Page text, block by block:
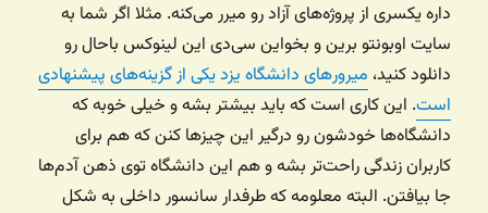
داره یکسری از پروژه‌های آزاد رو میرر می‌کنه. مثلا اگر شما به
سایت اوبونتو برین و بخواین سی‌دی این لینوکس باحال رو
دانلود کنید، میرور‌های دانشگاه یزد یکی از گزینه‌های پیشنهادی
است. این کاری است که باید بیشتر بشه و خیلی خوبه که
دانشگاه‌ها خودشون رو درگیر این چیزها کنن که هم برای
کاربران زندگی‌ راحت‌تر بشه و هم این دانشگاه توی ذهن آدم‌ها
جا بیافتن. البته معلومه که طرفدار سانسور داخلی به شکل